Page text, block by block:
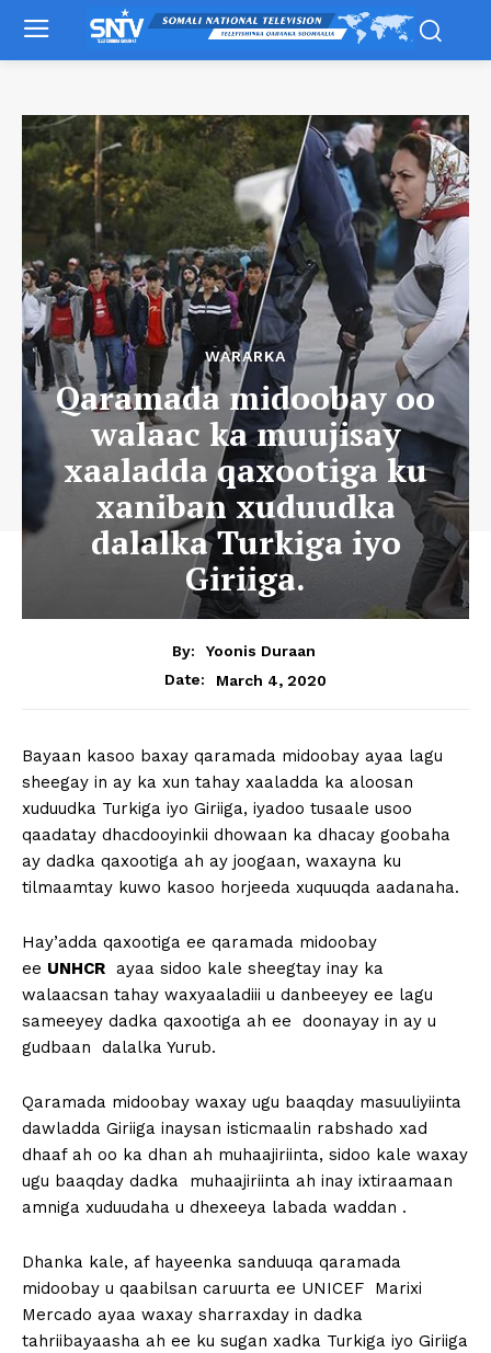
WARARKA
Qaramada midoobay oo
walaac ka muujisay
xaaladda qaxootiga ku
xaniban xuduudka
dalalka Turkiga iyo
Giriiga.
By:
Yoonis Duraan
Date:
March 4, 2020
Bayaan kasoo baxay qaramada midoobay ayaa lagu
sheegay in ay ka xun tahay xaaladda ka aloosan
xuduudka Turkiga iyo Giriiga, iyadoo tusaale usoo
qaadatay dhacdooyinkii dhowaan ka dhacay goobaha
ay dadka qaxootiga ah ay joogaan, waxayna ku
tilmaamtay kuwo kasoo horjeeda xuquuqda aadanaha.
Hay’adda qaxootiga ee qaramada midoobay
ee UNHCR ayaa sidoo kale sheegtay inay ka
walaacsan tahay waxyaaladiii u danbeeyey ee lagu
sameeyey dadka qaxootiga ah ee doonayay in ay u
gudbaan dalalka Yurub.
Qaramada midoobay waxay ugu baaqday masuuliyiinta
dawladda Giriiga inaysan isticmaalin rabshado xad
dhaaf ah oo ka dhan ah muhaajiriinta, sidoo kale waxay
ugu baaqday dadka muhaajiriinta ah inay ixtiraamaan
amniga xuduudaha u dhexeeya labada waddan .
Dhanka kale, af hayeenka sanduuqa qaramada
midoobay u qaabilsan caruurta ee UNICEF Marixi
Mercado ayaa waxay sharraxday in dadka
tahriibayaasha ah ee ku sugan xadka Turkiga iyo Giriiga